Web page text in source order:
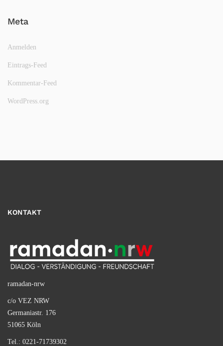
Meta
Anmelden
Eintrags-Feed
Kommentar-Feed
WordPress.org
KONTAKT
ramadan-nrw
c/o VEZ NRW
Germaniastr. 176
51065 Köln
Tel.: 0221-71739302